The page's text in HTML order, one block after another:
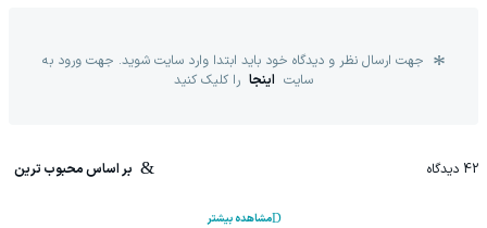
جهت ارسال نظر و دیدگاه خود باید ابتدا وارد سایت شوید. جهت ورود به
سایت اینجا را کلیک کنید
42 دیدگاه بر اساس محبوب ترین
مشاهده بیشتر